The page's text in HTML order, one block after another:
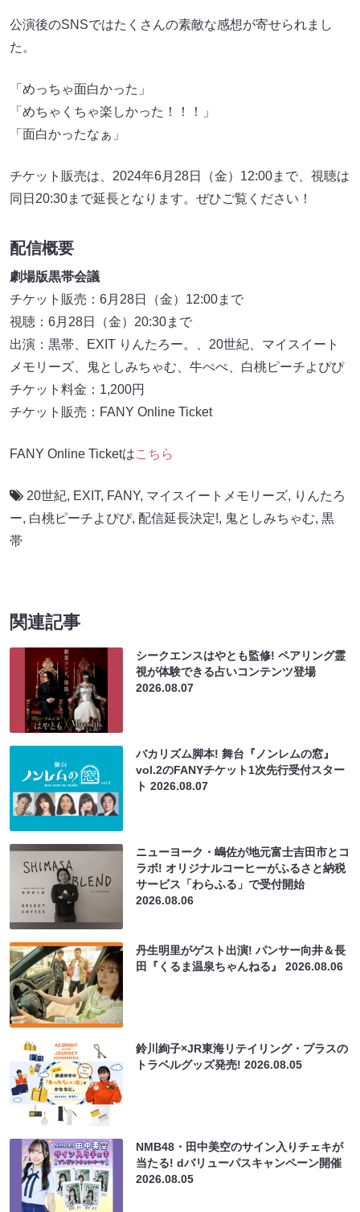
公演後のSNSではたくさんの素敵な感想が寄せられまし
た。
「めっちゃ面白かった」
「めちゃくちゃ楽しかった！！！」
「面白かったなぁ」
チケット販売は、2024年6月28日（金）12:00まで、視聴は
同日20:30まで延長となります。ぜひご覧ください！
配信概要
劇場版黒帯会議
チケット販売：6月28日（金）12:00まで
視聴：6月28日（金）20:30まで
出演：黒帯、EXIT りんたろー。、20世紀、マイスイート
メモリーズ、鬼としみちゃむ、牛ぺぺ、白桃ピーチよぴぴ
チケット料金：1,200円
チケット販売：FANY Online Ticket
FANY Online Ticketはこちら
20世紀, EXIT, FANY, マイスイートメモリーズ, りんたろ
ー, 白桃ピーチよぴぴ, 配信延長決定!, 鬼としみちゃむ, 黒
帯
関連記事
シークエンスはやとも監修! ペアリング霊
視が体験できる占いコンテンツ登場
2026.08.07
バカリズム脚本! 舞台『ノンレムの窓』
vol.2のFANYチケット1次先行受付スター
ト2026.08.07
ニューヨーク・嶋佐が地元富士吉田市とコ
ラボ! オリジナルコーヒーがふるさと納税
サービス「わらふる」で受付開始
2026.08.06
丹生明里がゲスト出演! パンサー向井＆長
田『くるま温泉ちゃんねる』2026.08.06
鈴川絢子×JR東海リテイリング・プラスの
トラベルグッズ発売!2026.08.05
NMB48・田中美空のサイン入りチェキが
当たる! dバリューパスキャンペーン開催
2026.08.05